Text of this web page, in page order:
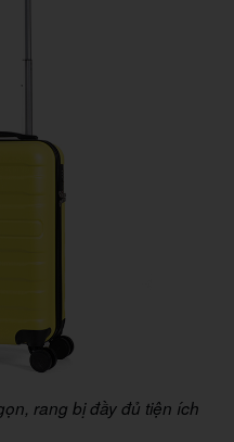
rang bị đầy đủ tiện ích